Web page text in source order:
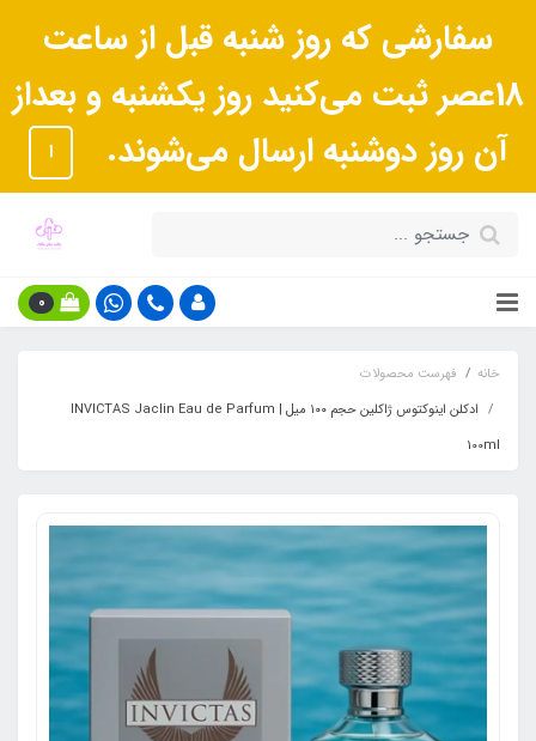
سفارشی که روز شنبه قبل از ساعت
18عصر ثبت می‌کنید روز یکشنبه و بعداز
آن روز دوشنبه ارسال می‌شوند.
ا
0
خانه
فهرست محصولات
ادکلن اینوکتوس ژاکلین حجم ۱۰۰ میل | INVICTAS Jaclin Eau de Parfum
100ml